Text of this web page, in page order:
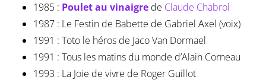
1985 : Poulet au vinaigrede Claude Chabrol
1987 : Le Festin de Babette de Gabriel Axel (voix)
1991 : Toto le héros de Jaco Van Dormael
1991 : Tous les matins du monde d’Alain Corneau
1993 : La Joie de vivre de Roger Guillot